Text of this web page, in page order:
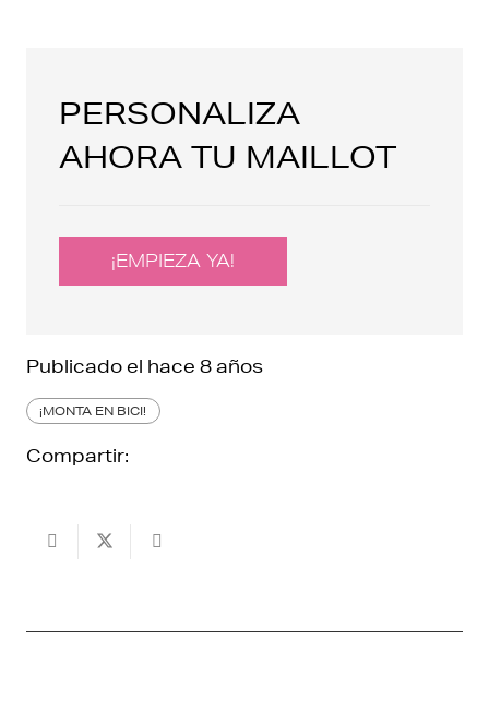
PERSONALIZA
AHORA TU MAILLOT
¡EMPIEZA YA!
Publicado el hace 8 años
¡MONTA EN BICI!
Compartir: